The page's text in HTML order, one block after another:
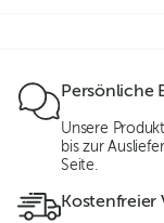
Persönliche
Unsere
bis zur
Seite.
Kostenfreier